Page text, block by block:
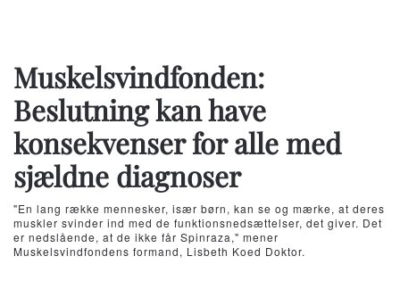
Muskelsvindfonden:
Beslutning kan have
konsekvenser for alle med
sjældne diagnoser
"En lang række mennesker, især børn, kan se og mærke, at deres
muskler svinder ind med de funktionsnedsættelser, det giver. Det
er nedslående, at de ikke får Spinraza," mener
Muskelsvindfondens formand, Lisbeth Koed Doktor.